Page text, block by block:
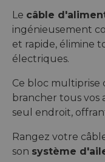
Le câble
ingénieusement
et rapide, élimine
électriques.
Ce bloc multiprise
brancher tous vos
seul endroit,
Rangez votre
son système